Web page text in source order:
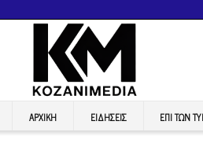
ΑΡΧΙΚΉ ΕΙΔΉΣΕΙΣ ΕΠI ΤΩΝ